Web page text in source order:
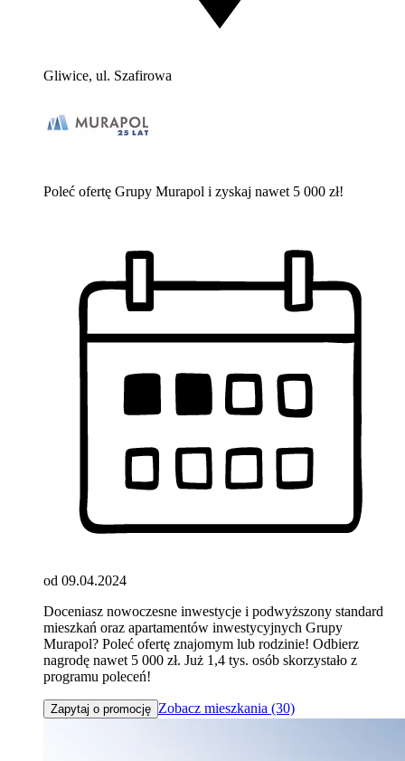
Gliwice, ul. Szafirowa
Poleć ofertę Grupy Murapol i zyskaj nawet 5 000 zł!
od 09.04.2024
Doceniasz nowoczesne inwestycje i podwyższony standard
mieszkań oraz apartamentów inwestycyjnych Grupy
Murapol? Poleć ofertę znajomym lub rodzinie! Odbierz
nagrodę nawet 5 000 zł. Już 1,4 tys. osób skorzystało z
programu poleceń!
Zapytaj o promocję Zobacz mieszkania (30)